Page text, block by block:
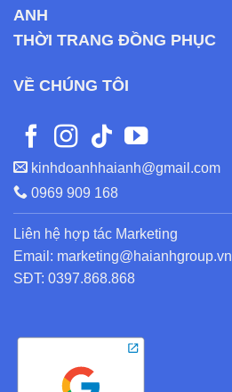
ANH
THỜI TRANG ĐỒNG PHỤC
VỀ CHÚNG TÔI
kinhdoanhhaianh@gmail.com
0969 909 168
Liên hệ hợp tác Marketing
Email: marketing@haianhgroup.vn
SĐT: 0397.868.868